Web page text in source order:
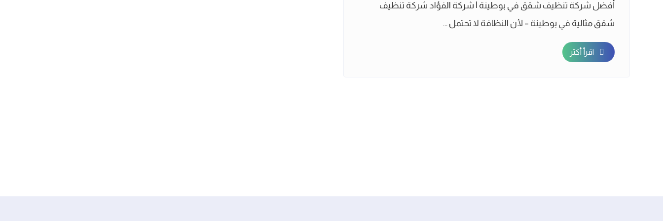
أفضل شركة تنظيف شقق في بوطينة | شركة الفؤاد شركة تنظيف
شقق مثالية في بوطينة – لأن النظافة لا تحتمل ...
اقرأ أكثر